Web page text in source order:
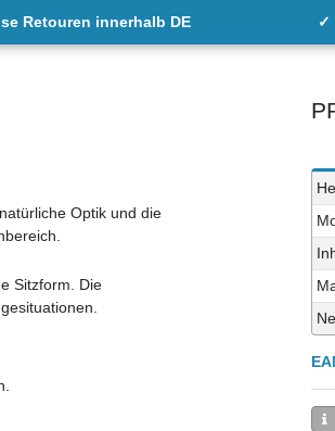
Retouren innerhalb DE ✓
Optik und die
Sitzform. Die